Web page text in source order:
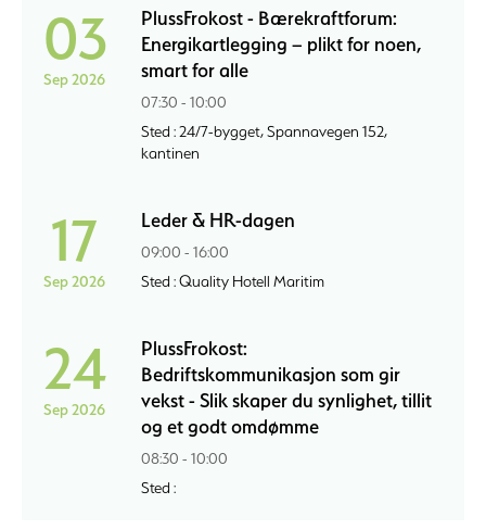
03
Sep 2026
PlussFrokost - Bærekraftforum:
Energikartlegging – plikt for noen,
smart for alle
07:30 - 10:00
Sted : 24/7-bygget, Spannavegen 152,
kantinen
17
Sep 2026
Leder & HR-dagen
09:00 - 16:00
Sted : Quality Hotell Maritim
24
Sep 2026
PlussFrokost:
Bedriftskommunikasjon som gir
vekst - Slik skaper du synlighet, tillit
og et godt omdømme
08:30 - 10:00
Sted :